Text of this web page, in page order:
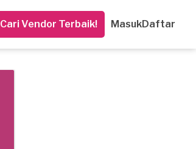
Cari Vendor Terbaik! MasukDaftar